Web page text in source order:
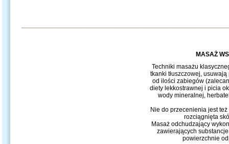
MASAŻ
Techniki masażu
tkanki tłuszczowej,
od ilości zabiegów
diety lekkostrawnej i picia
wody mineralnej,
Nie do przecenienia jest
rozciągnięta
Masaż odchudzający
zawierających
powierzchnie